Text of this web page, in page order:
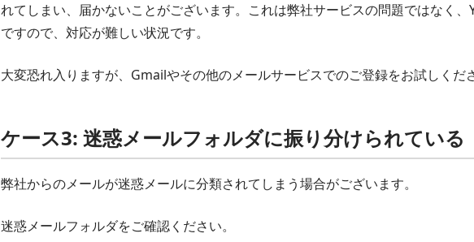
れてしまい、届かないことがございます。これは弊社サービスの問題ではなく
ですので、対応が難しい状況です。
大変恐れ入りますが、Gmailやその他のメールサービスでのご登録をお試しくださ
ケース3: 迷惑メールフォルダに振り分けられている
弊社からのメールが迷惑メールに分類されてしまう場合がございます。
迷惑メールフォルダをご確認ください。